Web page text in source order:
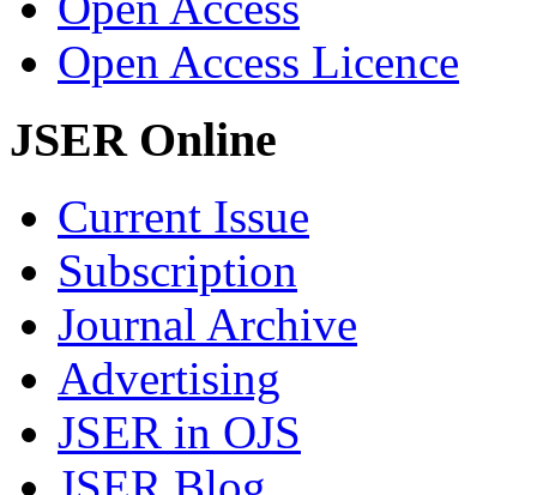
Open Access Licence
JSER Online
Current Issue
Subscription
Journal Archive
Advertising
JSER in OJS